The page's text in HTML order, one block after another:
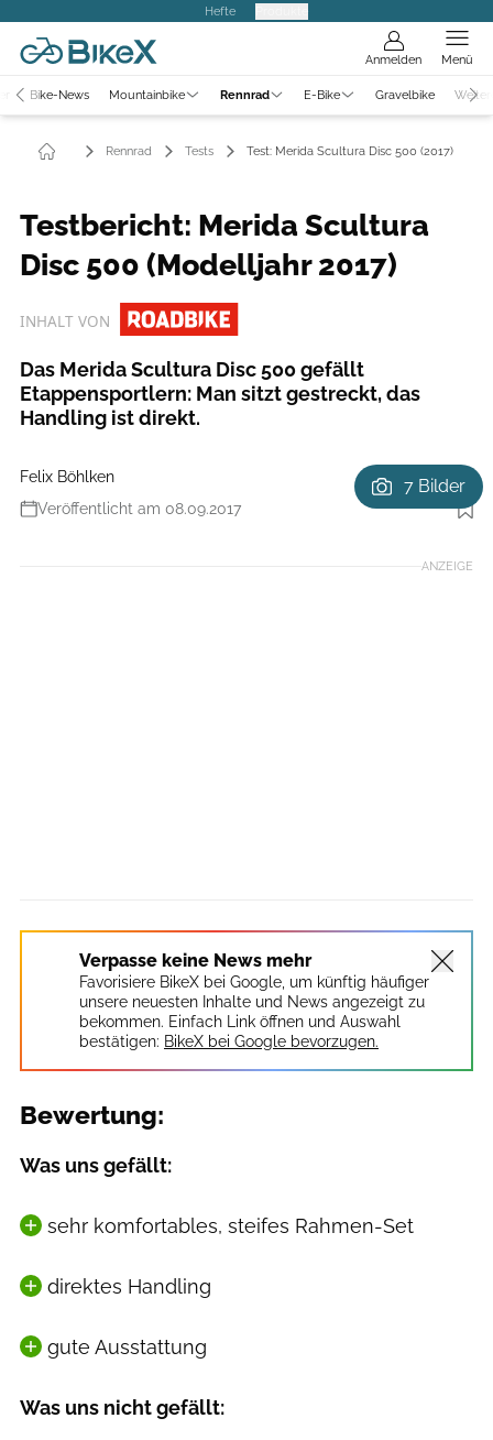
Hefte
Anmelden Menü
Bike-News Mountainbike Rennrad E-Bike Gravelbike
Rennrad Tests Test: Merida Scultura Disc 500 (2017)
Testbericht: Merida Scultura
Disc 500 (Modelljahr 2017)
INHALT VON
Das Merida Scultura Disc 500 gefällt
Etappensportlern: Man sitzt gestreckt, das
Handling ist direkt.
Felix Böhlken
Veröffentlicht am 08.09.2017
Foto: Benjamin Hahn
7 Bilder
ANZEIGE
Verpasse keine News mehr
Favorisiere BikeX bei Google, um künftig häufiger
unsere neuesten Inhalte und News angezeigt zu
bekommen. Einfach Link öffnen und Auswahl
bestätigen: BikeX bei Google bevorzugen.
Bewertung:
Was uns gefällt:
sehr komfortables, steifes Rahmen-Set
direktes Handling
gute Ausstattung
Was uns nicht gefällt: